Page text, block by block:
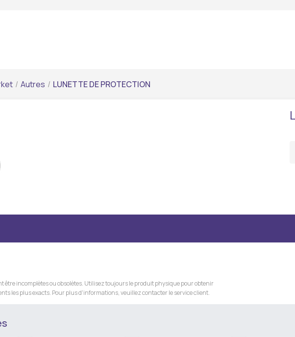
/ Autres / LUNETTE DE PROTECTION
être incomplètes ou obsolètes. Utilisez toujours le produit physique pour obtenir
les plus exacts. Pour plus d'informations, veuillez contacter le service client.